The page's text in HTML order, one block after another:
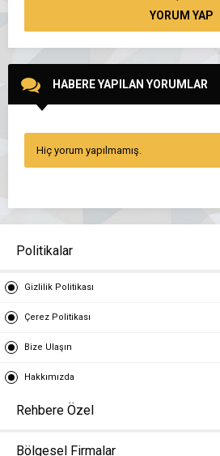
YORUM YAP
HABERE YAPILAN YORUMLAR
Hiç yorum yapılmamış.
Politikalar
Gizlilik Politikası
Çerez Politikası
Bize Ulaşın
Hakkımızda
Rehbere Özel
Bölgesel Firmalar